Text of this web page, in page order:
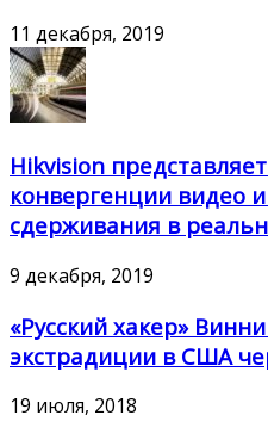
11 декабря, 2019
Hikvision
конвергенции видео
сдерживания в
9 декабря, 2019
«Русский хакер»
экстрадиции в США
19 июля, 2018